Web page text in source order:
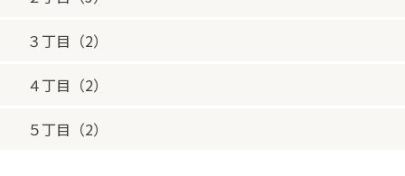
３丁目（2）
４丁目（2）
５丁目（2）